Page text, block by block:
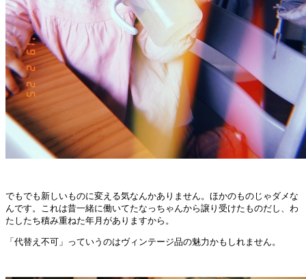
でもでも新しいものに変える気なんかありません。 ほかのものじゃダメな
んです。 これは昔一緒に働いてたなっちゃんから譲り受けたものだし、わ
たしたち積み重ねた年月がありますから。
「代替え不可」っていうのはヴィンテージ品の魅力かもしれません。